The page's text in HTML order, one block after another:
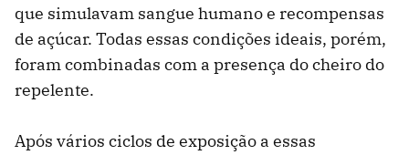
que simulavam sangue humano e recompensas
de açúcar. Todas essas condições ideais, porém,
foram combinadas com a presença do cheiro do
repelente.
Após vários ciclos de exposição a essas